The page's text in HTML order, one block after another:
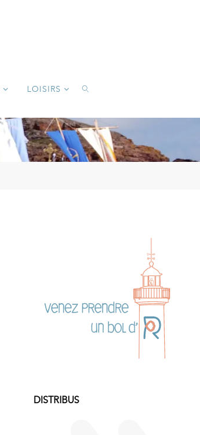
LOISIRS
SEARCH
DISTRIBUS